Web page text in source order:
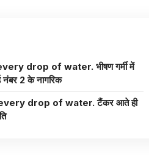
of water. भीषण गर्मी में
नंबर 2 के नागरिक
of water. टैंकर आते ही